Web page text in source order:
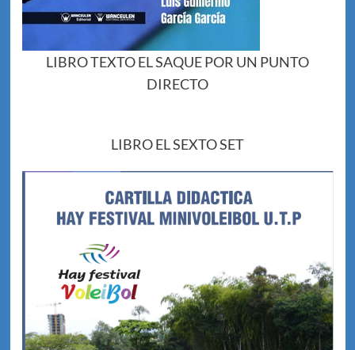
LIBRO TEXTO EL SAQUE POR UN PUNTO
DIRECTO
LIBRO EL SEXTO SET